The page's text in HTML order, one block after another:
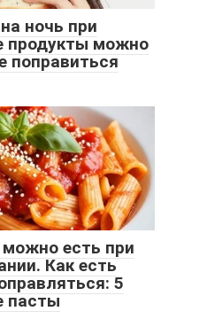
ночь при
продукты можно
поправиться
есть при
Как есть
5
пасты